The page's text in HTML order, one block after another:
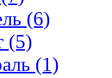
(6)
(5)
(1)